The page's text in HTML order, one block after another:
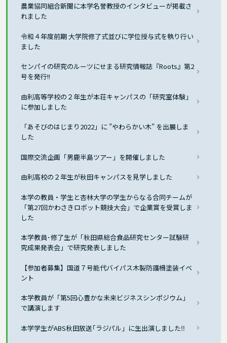
農業協同組合新聞に本学名誉教授のインタビューが掲載さ
れました
令和４年度前期 大学院修了式並びに学位授与式を執り行い
ました
センパイの研究のルーツにせまる研究情報誌『Roots』第2
号を発行!!
由利高等学校の２年生が本荘キャンパスの「研究室体験」
に参加しました
「あそびのはじまり2022」に ”やわらかい木” を出展しま
した
国際交流企画「男鹿半島ツアー」を開催しました
由利高校の２年生が秋田キャンパスを見学しました
本学の教員・学生と杏林大学の学生からなる合同チームが
「第27回かわさきロボット競技大会」で企業賞を受賞しま
した
本学教員･修了生が「秋田県総合食品研究センター試験研
究成果発表会」で研究発表しました
【参加者募集】国道７号能代バイパス木製防護柵塗装イベ
ント
本学教員が「第5回心豊かな未来ビジネスシンポジウム」
で講演します
本学学生がABS秋田放送｢ラジパル」に生出演しました‼